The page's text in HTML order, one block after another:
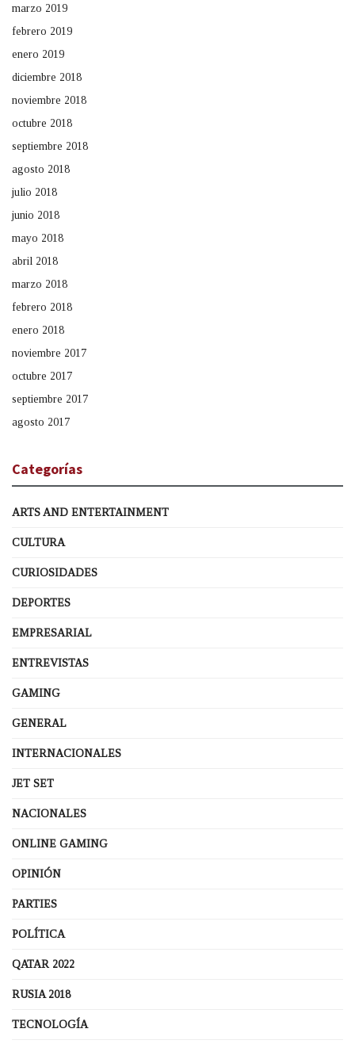
marzo 2019
febrero 2019
enero 2019
diciembre 2018
noviembre 2018
octubre 2018
septiembre 2018
agosto 2018
julio 2018
junio 2018
mayo 2018
abril 2018
marzo 2018
febrero 2018
enero 2018
noviembre 2017
octubre 2017
septiembre 2017
agosto 2017
Categorías
ARTS AND ENTERTAINMENT
CULTURA
CURIOSIDADES
DEPORTES
EMPRESARIAL
ENTREVISTAS
GAMING
GENERAL
INTERNACIONALES
JET SET
NACIONALES
ONLINE GAMING
OPINIÓN
PARTIES
POLÍTICA
QATAR 2022
RUSIA 2018
TECNOLOGÍA